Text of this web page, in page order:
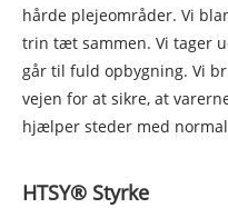
hårde plejeområder. Vi
trin tæt sammen. Vi tager
går til fuld opbygning. Vi
vejen for at sikre, at
hjælper steder med
HTSY® Styrke